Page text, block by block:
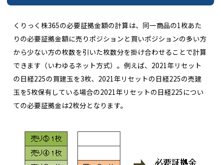
くりっく株365の必要証拠金額の計算は、同一商品の1枚あた
りの必要証拠金額に売りポジションと買いポジションの多い方
から少ない方の枚数を引いた枚数分を掛け合わせることで計算
できます（いわゆるネット方式）。例えば、2021年リセット
の日経225の買建玉を3枚、2021年リセットの日経225の売建
玉を5枚保有している場合の2021年リセットの日経225につい
ての必要証拠金は2枚分となります。